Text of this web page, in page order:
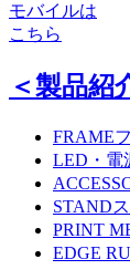
モバイルは
こちら
＜製品紹
FRAME
LED・電
STAND
PRINT
EDGE